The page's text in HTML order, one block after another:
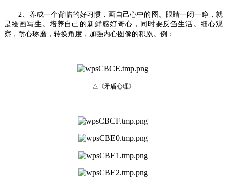
2、养成一个背临的好习惯，画自己心中的图。眼睛一闭一睁，就
是绘画写生。培养自己的新鲜感好奇心，同时要反刍生活。细心观
察，耐心琢磨，转换角度，加强内心图像的积累。例：
△《矛盾心理》